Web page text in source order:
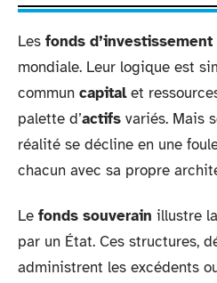
Les fonds d’investissement
mondiale. Leur logique est
commun capitalet
palette d’actifs variés. Mais
réalité se décline en une
chacun avec sa propre
Le fonds souverain illustre
par un État. Ces structures,
administrent les excédents